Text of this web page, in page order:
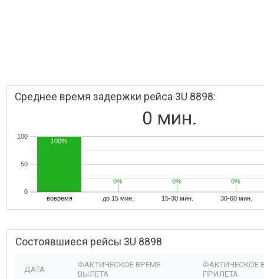
Среднее время задержки рейса 3U 8898:
0 мин.
вовремя до 15 мин. 15-30 мин. 30-60 мин.
0
50
100
100%
0%
0% 0%
0% 0%
0%
Состоявшиеся рейсы 3U 8898
ДАТА
ФАКТИЧЕСКОЕ ВРЕМЯ
ВЫЛЕТА
ФАКТИЧЕСКОЕ
ПРИЛЕТА